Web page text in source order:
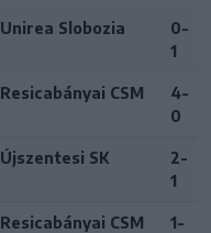
Unirea Slobozia
0-
1
Resicabányai CSM
4-
0
Újszentesi SK
2-
1
Resicabányai CSM
1-